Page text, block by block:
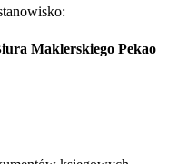
Maklerskiego Pekao